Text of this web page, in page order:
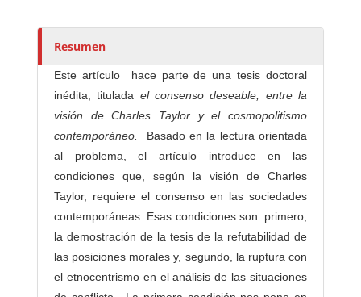
r
s
Resumen
Este artículo hace parte de una tesis doctoral
inédita, titulada el consenso deseable, entre la
visión de Charles Taylor y el cosmopolitismo
contemporáneo.
Basado en la lectura orientada
al problema, el artículo introduce en las
condiciones que, según la visión de Charles
Taylor, requiere el consenso en las sociedades
contemporáneas. Esas condiciones son: primero,
la demostración de la tesis de la refutabilidad de
las posiciones morales y, segundo, la ruptura con
el etnocentrismo en el análisis de las situaciones